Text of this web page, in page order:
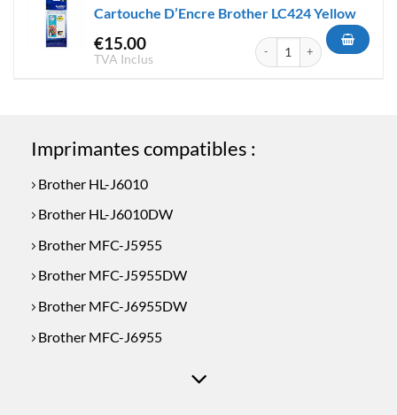
Cartouche D’Encre Brother LC424 Yellow
€15.00
TVA Inclus
quantité de Cartouche
Imprimantes compatibles :
Brother HL-J6010
Brother HL-J6010DW
Brother MFC-J5955
Brother MFC-J5955DW
Brother MFC-J6955DW
Brother MFC-J6955